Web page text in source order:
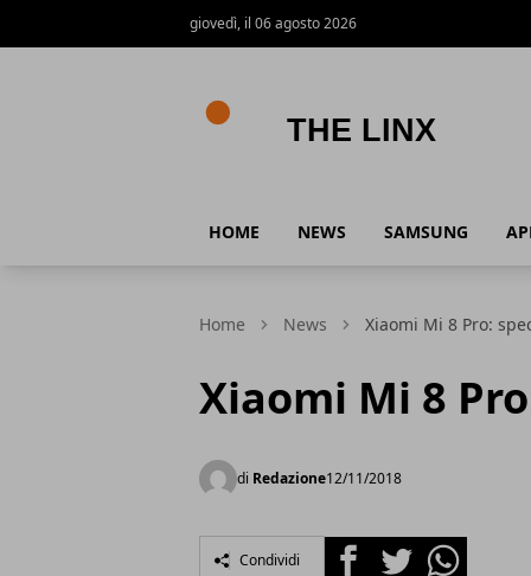
giovedì, il 06 agosto 2026
HOME NEWS SAMSUNG
Home News Xiaomi Mi 8 Pro:
Xiaomi Mi 8
di Redazione12/11/2018
Condividi FacebookTwitterWhatsapp